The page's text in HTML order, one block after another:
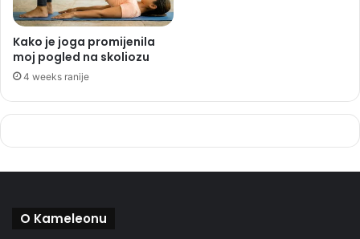
Kako je joga promijenila
moj pogled na skoliozu
4 weeks ranije
O Kameleonu